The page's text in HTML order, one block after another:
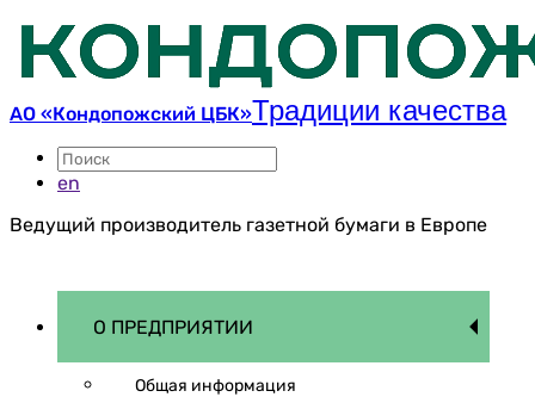
АО «Кондопожский ЦБК»Традиции качества
en
Ведущий производитель газетной бумаги в Европе
О ПРЕДПРИЯТИИ
Общая информация